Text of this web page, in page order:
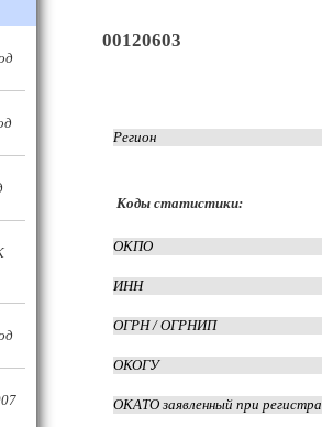
00120603
Регион
Коды статистики:
ОКПО
ИНН
ОГРН / ОГРНИП
ОКОГУ
ОКАТО заявленный при